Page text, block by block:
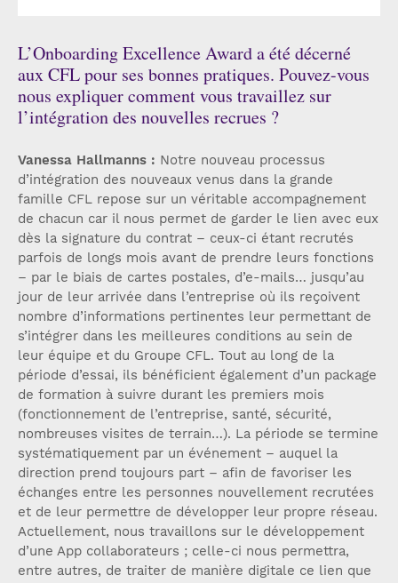
L’Onboarding Excellence Award a été décerné
aux CFL pour ses bonnes pratiques. Pouvez-vous
nous expliquer comment vous travaillez sur
l’intégration des nouvelles recrues ?
Vanessa Hallmanns : Notre nouveau processus
d’intégration des nouveaux venus dans la grande
famille CFL repose sur un véritable accompagnement
de chacun car il nous permet de garder le lien avec eux
dès la signature du contrat – ceux-ci étant recrutés
parfois de longs mois avant de prendre leurs fonctions
– par le biais de cartes postales, d’e-mails… jusqu’au
jour de leur arrivée dans l’entreprise où ils reçoivent
nombre d’informations pertinentes leur permettant de
s’intégrer dans les meilleures conditions au sein de
leur équipe et du Groupe CFL. Tout au long de la
période d’essai, ils bénéficient également d’un package
de formation à suivre durant les premiers mois
(fonctionnement de l’entreprise, santé, sécurité,
nombreuses visites de terrain…). La période se termine
systématiquement par un événement – auquel la
direction prend toujours part – afin de favoriser les
échanges entre les personnes nouvellement recrutées
et de leur permettre de développer leur propre réseau.
Actuellement, nous travaillons sur le développement
d’une App collaborateurs ; celle-ci nous permettra,
entre autres, de traiter de manière digitale ce lien que